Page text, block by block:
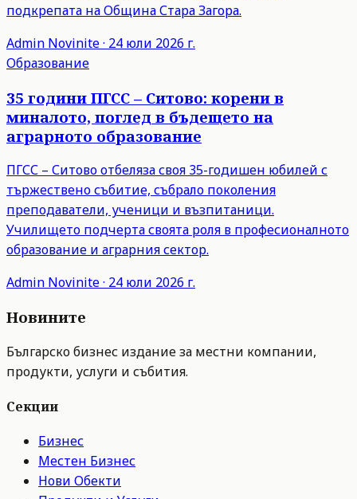
подкрепата на Община Стара Загора.
Admin Novinite· 24 юли 2026 г.
Образование
35 години ПГСС – Ситово: корени в
миналото, поглед в бъдещето на
аграрното образование
ПГСС – Ситово отбеляза своя 35-годишен юбилей с
тържествено събитие, събрало поколения
преподаватели, ученици и възпитаници.
Училището подчерта своята роля в професионалното
образование и аграрния сектор.
Admin Novinite· 24 юли 2026 г.
Новините
Българско бизнес издание за местни компании,
продукти, услуги и събития.
Секции
Бизнес
Местен Бизнес
Нови Обекти